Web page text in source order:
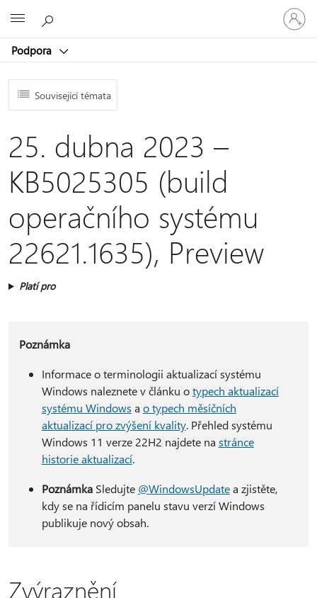
Podpora
Přihlaste
se
ke
účtu
Související témata
25. dubna 2023 –
KB5025305 (build
operačního systému
22621.1635), Preview
Platí pro
Poznámka
Informace o terminologii aktualizací systému
Windows naleznete v článku otypech aktualizací
systému Windows a o typech měsíčních
aktualizací pro zvýšení kvality. Přehled systému
Windows 11 verze 22H2 najdete na stránce
historie aktualizací.
PoznámkaSledujte @WindowsUpdatea zjistěte,
kdy se na řídicím panelu stavu verzí Windows
publikuje nový obsah.
Zvýraznění